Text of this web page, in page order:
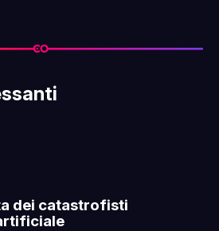
dei catastrofisti